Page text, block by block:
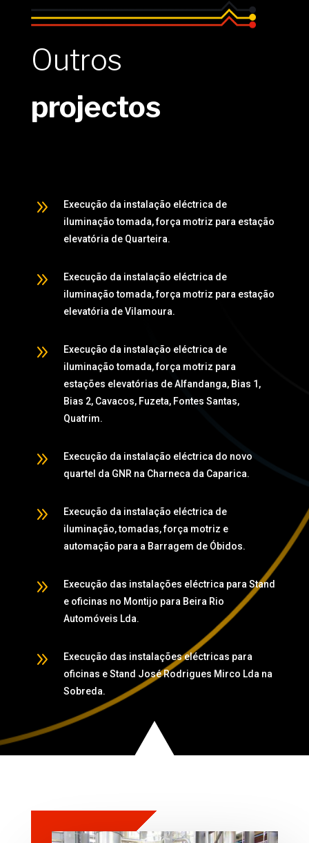
Outros
projectos
9
Execução da instalação eléctrica de
iluminação tomada, força motriz para estação
elevatória de Quarteira.
9
Execução da instalação eléctrica de
iluminação tomada, força motriz para estação
elevatória de Vilamoura.
9
Execução da instalação eléctrica de
iluminação tomada, força motriz para
estações elevatórias de Alfandanga, Bias 1,
Bias 2, Cavacos, Fuzeta, Fontes Santas,
Quatrim.
9
Execução da instalação eléctrica do novo
quartel da GNR na Charneca da Caparica.
9
Execução da instalação eléctrica de
iluminação, tomadas, força motriz e
automação para a Barragem de Óbidos.
9
Execução das instalações eléctrica para Stand
e oficinas no Montijo para Beira Rio
Automóveis Lda.
9
Execução das instalações eléctricas para
oficinas e Stand José Rodrigues Mirco Lda na
Sobreda.